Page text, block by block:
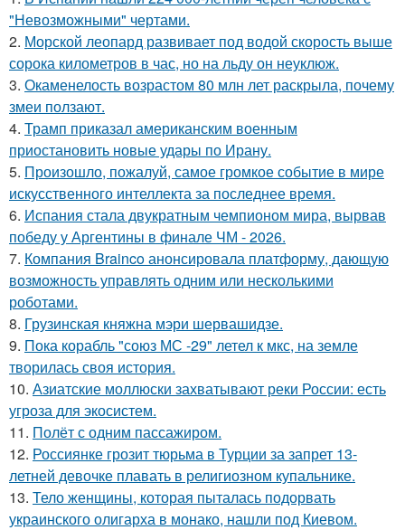
"Невозможными" чертами.
2. Морской леопард развивает под водой скорость выше
сорока километров в час, но на льду он неуклюж.
3. Окаменелость возрастом 80 млн лет раскрыла, почему
змеи ползают.
4. Трамп приказал американским военным
приостановить новые удары по Ирану.
5. Произошло, пожалуй, самое громкое событие в мире
искусственного интеллекта за последнее время.
6. Испания стала двукратным чемпионом мира, вырвав
победу у Аргентины в финале ЧМ - 2026.
7. Компания Brainco анонсировала платформу, дающую
возможность управлять одним или несколькими
роботами.
8. Грузинская княжна мэри шервашидзе.
9. Пока корабль "союз МС -29" летел к мкс, на земле
творилась своя история.
10. Азиатские моллюски захватывают реки России: есть
угроза для экосистем.
11. Полёт с одним пассажиром.
12. Россиянке грозит тюрьма в Турции за запрет 13-
летней девочке плавать в религиозном купальнике.
13. Тело женщины, которая пыталась подорвать
украинского олигарха в монако, нашли под Киевом.